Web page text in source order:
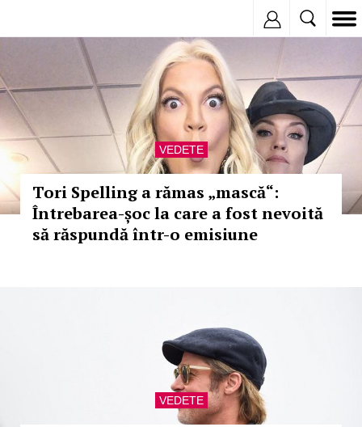
VEDETE
Tori Spelling a rămas „mască“:
Întrebarea-șoc la care a fost nevoită
să răspundă într-o emisiune
VEDETE